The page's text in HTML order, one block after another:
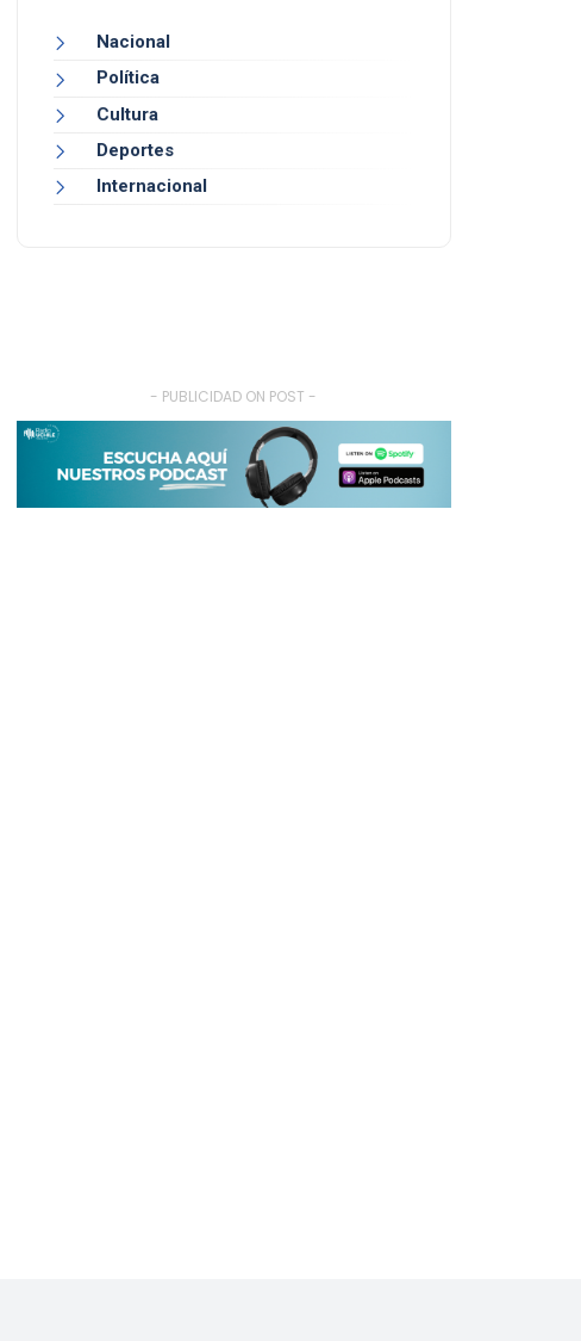
Nacional
Política
Cultura
Deportes
Internacional
- PUBLICIDAD ON POST -